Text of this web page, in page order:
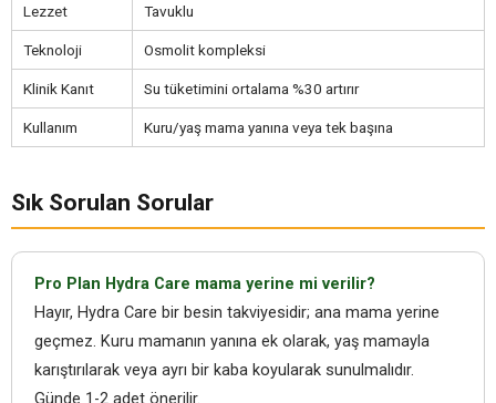
Lezzet Tavuklu
Teknoloji Osmolit kompleksi
Klinik Kanıt Su tüketimini ortalama %30 artırır
Kullanım Kuru/yaş mama yanına veya tek başına
Sık Sorulan Sorular
Pro Plan Hydra Care mama yerine mi verilir?
Hayır, Hydra Care bir besin takviyesidir; ana mama yerine
geçmez. Kuru mamanın yanına ek olarak, yaş mamayla
karıştırılarak veya ayrı bir kaba koyularak sunulmalıdır.
Günde 1-2 adet önerilir.